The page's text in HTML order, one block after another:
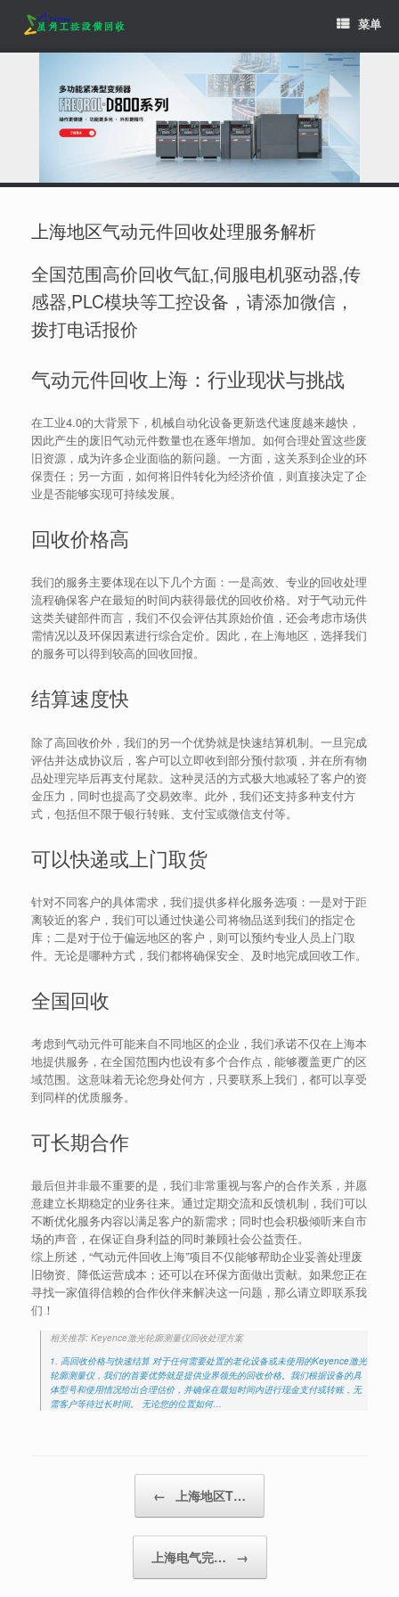
content
菜单
上海地区气动元件回收处理服务解析
全国范围高价回收气缸,伺服电机驱动器,传
感器,PLC模块等工控设备，请添加微信，
拨打电话报价
气动元件回收上海：行业现状与挑战
在工业4.0的大背景下，机械自动化设备更新迭代速度越来越快，
因此产生的废旧气动元件数量也在逐年增加。如何合理处置这些废
旧资源，成为许多企业面临的新问题。一方面，这关系到企业的环
保责任；另一方面，如何将旧件转化为经济价值，则直接决定了企
业是否能够实现可持续发展。
回收价格高
我们的服务主要体现在以下几个方面：一是高效、专业的回收处理
流程确保客户在最短的时间内获得最优的回收价格。对于气动元件
这类关键部件而言，我们不仅会评估其原始价值，还会考虑市场供
需情况以及环保因素进行综合定价。因此，在上海地区，选择我们
的服务可以得到较高的回收回报。
结算速度快
除了高回收价外，我们的另一个优势就是快速结算机制。一旦完成
评估并达成协议后，客户可以立即收到部分预付款项，并在所有物
品处理完毕后再支付尾款。这种灵活的方式极大地减轻了客户的资
金压力，同时也提高了交易效率。此外，我们还支持多种支付方
式，包括但不限于银行转账、支付宝或微信支付等。
可以快递或上门取货
针对不同客户的具体需求，我们提供多样化服务选项：一是对于距
离较近的客户，我们可以通过快递公司将物品送到我们的指定仓
库；二是对于位于偏远地区的客户，则可以预约专业人员上门取
件。无论是哪种方式，我们都将确保安全、及时地完成回收工作。
全国回收
考虑到气动元件可能来自不同地区的企业，我们承诺不仅在上海本
地提供服务，在全国范围内也设有多个合作点，能够覆盖更广的区
域范围。这意味着无论您身处何方，只要联系上我们，都可以享受
到同样的优质服务。
可长期合作
最后但并非最不重要的是，我们非常重视与客户的合作关系，并愿
意建立长期稳定的业务往来。通过定期交流和反馈机制，我们可以
不断优化服务内容以满足客户的新需求；同时也会积极倾听来自市
场的声音，在保证自身利益的同时兼顾社会公益责任。
综上所述，“气动元件回收上海”项目不仅能够帮助企业妥善处理废
旧物资、降低运营成本；还可以在环保方面做出贡献。如果您正在
寻找一家值得信赖的合作伙伴来解决这一问题，那么请立即联系我
们！
相关推荐: Keyence激光轮廓测量仪回收处理方案
1. 高回收价格与快速结算 对于任何需要处置的老化设备或未使用的Keyence激光
轮廓测量仪，我们的首要优势就是提供业界领先的回收价格。我们根据设备的具
体型号和使用情况给出合理估价，并确保在最短时间内进行现金支付或转账，无
需客户等待过长时间。 无论您的位置如何…
← 上海地区T…
上海电气完… →